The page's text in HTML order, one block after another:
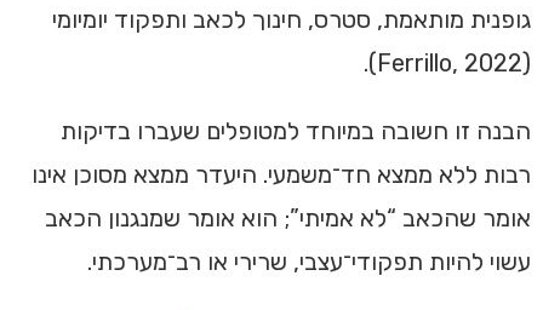
גופנית מותאמת, סטרס, חינוך לכאב ותפקוד יומיומי
(Ferrillo, 2022).
הבנה זו חשובה במיוחד למטופלים שעברו בדיקות
רבות ללא ממצא חד־משמעי. היעדר ממצא מסוכן אינו
אומר שהכאב “לא אמיתי”; הוא אומר שמנגנון הכאב
עשוי להיות תפקודי־עצבי, שרירי או רב־מערכתי.